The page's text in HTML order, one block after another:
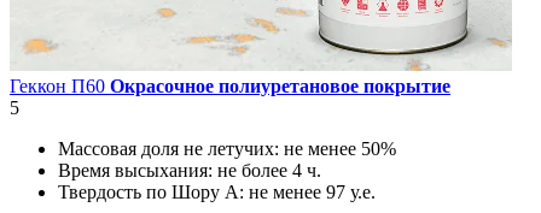
Геккон П60 Окрасочное полиуретановое покрытие
5
Массовая доля не летучих: не менее 50%
Время высыхания: не более 4 ч.
Твердость по Шору А: не менее 97 у.е.